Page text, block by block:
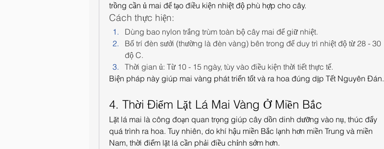
trồng cần ủ mai để tạo điều kiện nhiệt độ phù hợp cho cây.
Cách thực hiện:
Dùng bao nylon trắng trùm toàn bộ cây mai để giữ nhiệt.
Bố trí đèn sưởi (thường là đèn vàng) bên trong để duy trì nhiệt độ từ 28 - 30
độ C.
Thời gian ủ: Từ 10 - 15 ngày, tùy vào điều kiện thời tiết thực tế.
Biện pháp này giúp mai vàng phát triển tốt và ra hoa đúng dịp Tết Nguyên Đán.
4. Thời Điểm Lặt Lá Mai Vàng Ở Miền Bắc
Lặt lá mai là công đoạn quan trọng giúp cây dồn dinh dưỡng vào nụ, thúc đẩy
quá trình ra hoa. Tuy nhiên, do khí hậu miền Bắc lạnh hơn miền Trung và miền
Nam, thời điểm lặt lá cần phải điều chỉnh sớm hơn.